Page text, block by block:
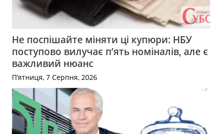
Не поспішайте міняти ці купюри: НБУ
поступово вилучає п’ять номіналів, але є
важливий нюанс
П’ятниця, 7 Серпня, 2026